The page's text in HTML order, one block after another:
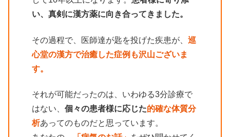
い、真剣に漢方薬に向き合ってきました。
その過程で、医師達が匙を投げた疾患が、 巡
心堂の漢方で治癒した症例も沢山ございま
す。
それが可能だったのは、いわゆる3分診療で
はない、 個々の患者様に応じた的確な体質分
析あってのものだと思っています。